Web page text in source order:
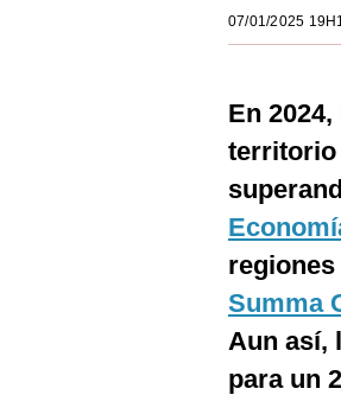
07/01/2025
En 2024,
territorio
Summa
Aun así,
para un